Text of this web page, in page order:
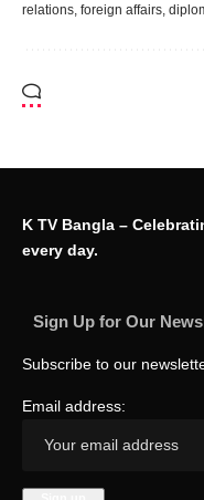
relations, foreign affairs,
K TV Bangla –
every day.
Sign Up for Our
Subscribe to our
Email address: